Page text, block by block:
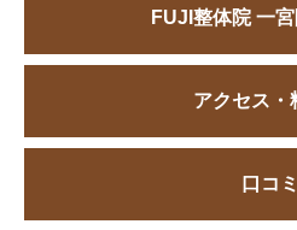
FUJI整体院 一
アクセス・
口コミ